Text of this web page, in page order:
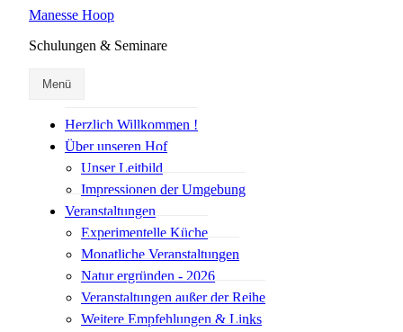
Manesse Hoop
Schulungen & Seminare
Menü
Herzlich Willkommen !
Über unseren Hof
Unser Leitbild
Impressionen der Umgebung
Veranstaltungen
Experimentelle Küche
Monatliche Veranstaltungen
Natur ergründen - 2026
Veranstaltungen außer der Reihe
Weitere Empfehlungen & Links